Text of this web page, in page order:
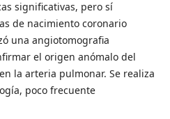
significativas, pero sí
de nacimiento coronario
una angiotomografia
el origen anómalo del
la arteria pulmonar. Se realiza
poco frecuente